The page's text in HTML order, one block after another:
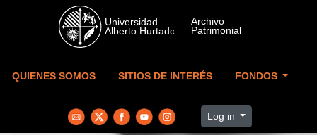
Skip to main content
QUIENES SOMOS SITIOS DE INTERÉS FONDOS
Log in